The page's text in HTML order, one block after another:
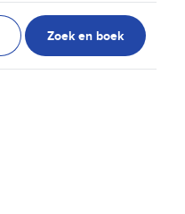
Zoek en boek